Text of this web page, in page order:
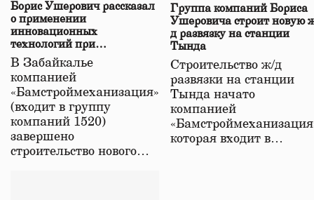
Борис Ушерович рассказал
о применении
инновационных
технологий при
строительстве нового моста
в Забайкалье
В Забайкалье
компанией
«Бамстроймеханизация»
(входит в группу
компаний 1520)
завершено
строительство нового…
Группа компаний Бориса
Ушеровича строит новую
д развязку на станции
Тында
Строительство ж/д
развязки на станции
Тында начато
компанией
которая входит в…